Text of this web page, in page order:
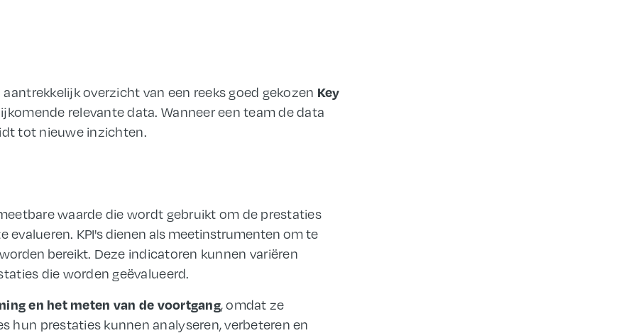
overzicht van een reeks goed gekozen Key
relevante data. Wanneer een team de data
tot nieuwe inzichten.
waarde die wordt gebruikt om de prestaties
evalueren. KPI's dienen als meetinstrumenten om te
bereikt. Deze indicatoren kunnen variëren
die worden geëvalueerd.
en het meten van de voortgang, omdat ze
hun prestaties kunnen analyseren, verbeteren en